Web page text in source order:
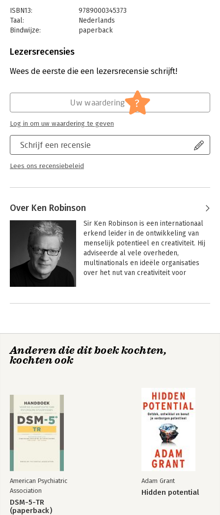
beperken en creëer nieuwe kansen voor jezelf!
ISBN13:
9789000345373
Taal:
Nederlands
Bindwijze:
paperback
Uitgever:
Lezersrecensies
Wees de eerste die een lezersrecensie schrijft!
Schrijf een recensie
Lees ons recensiebeleid
Uw waardering ?
Log in om uw waardering te geven
Over Ken Robinson
Sir Ken Robinson is een internationaal
erkend leider in de ontwikkeling van
menselijk potentieel en creativiteit. Hij
adviseerde al vele overheden,
multinationals en ideële organisaties
over het nut van creativiteit voor
Andere boeken door Ken Robinson
Out of Our Minds
Lifelong
Kindergarten
Anderen die dit boek kochten,
kochten ook
American Psychiatric
Association
DSM-5-TR
(paperback)
Adam Grant
Hidden potential